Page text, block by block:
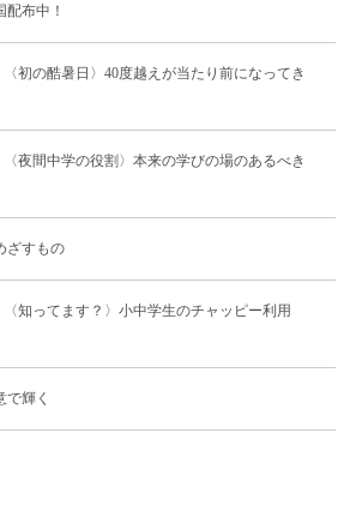
布中！
初の酷暑日〉40度越えが当たり前になってき
〈夜間中学の役割〉本来の学びの場のあるべき
ざすもの
〈知ってます？〉小中学生のチャッピー利用
で輝く